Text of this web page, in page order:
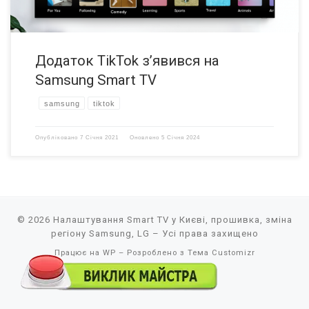
Додаток TikTok з’явився на
Samsung Smart TV
samsung tiktok
Опубліковано 7 Січня 2021 Оновлено 5 Січня 2024
© 2026 Налаштування Smart TV у Києві, прошивка, зміна
регіону Samsung, LG – Усі права захищено
Працює на WP – Розроблено з Тема Customizr